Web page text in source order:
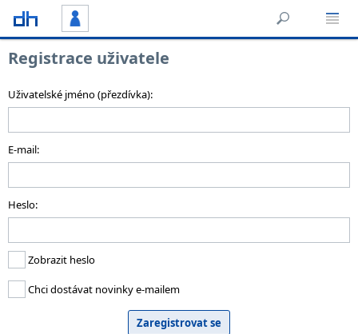
Registrace uživatele
Uživatelské jméno (přezdívka):
E-mail:
Heslo:
Zobrazit heslo
Chci dostávat novinky e-mailem